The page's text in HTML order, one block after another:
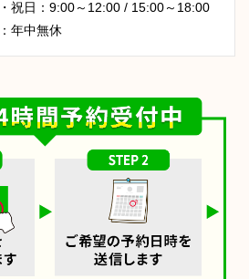
祝日：9:00～12:00 / 15:00～18:00
年中無休